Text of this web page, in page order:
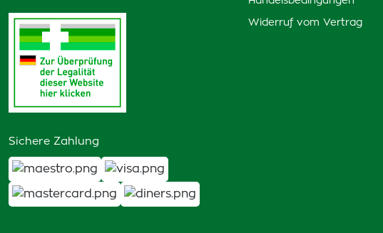
Sichere Zahlung
Widerruf vom Vertrag